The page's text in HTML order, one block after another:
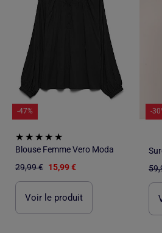
-47%
Blouse Femme Vero Moda
29,99 € 15,99 €
Voir le produit
-